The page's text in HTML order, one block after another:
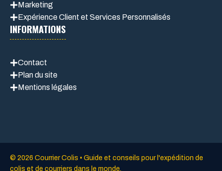
Marketing
Expérience Client et Services Personnalisés
INFORMATIONS
Contact
Plan du site
Mentions légales
© 2026 Courrier Colis • Guide et conseils pour l'expédition de
colis et de courriers dans le monde.